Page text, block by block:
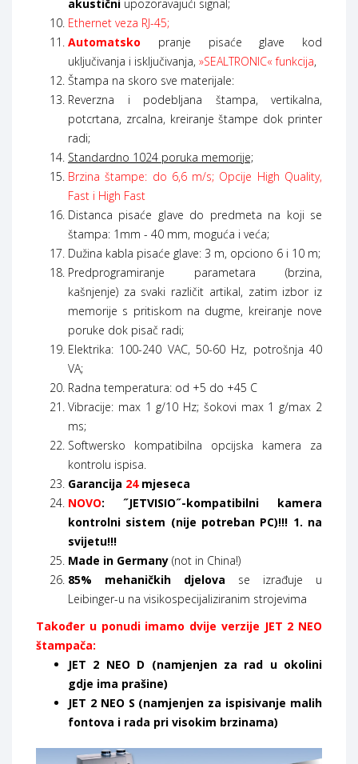
akustični upozoravajući signal;
Ethernet veza RJ-45;
Automatsko pranje pisaće glave kod
uključivanja i isključivanja, »SEALTRONIC« funkcija,
Štampa na skoro sve materijale:
Reverzna i podebljana štampa, vertikalna,
potcrtana, zrcalna, kreiranje štampe dok printer
radi;
Standardno 1024 poruka memorije;
Brzina štampe: do 6,6 m/s; Opcije High Quality,
Fast i High Fast
Distanca pisaće glave do predmeta na koji se
štampa: 1mm - 40 mm, moguća i veća;
Dužina kabla pisaće glave: 3 m, opciono 6 i 10 m;
Predprogramiranje parametara (brzina,
kašnjenje) za svaki različit artikal, zatim izbor iz
memorije s pritiskom na dugme, kreiranje nove
poruke dok pisač radi;
Elektrika: 100-240 VAC, 50-60 Hz, potrošnja 40
VA;
Radna temperatura: od +5 do +45 C
Vibracije: max 1 g/10 Hz; šokovi max 1 g/max 2
ms;
Softwersko kompatibilna opcijska kamera za
kontrolu ispisa.
Garancija 24mjeseca
NOVO: ˝JETVISIO˝-kompatibilni kamera
kontrolni sistem (nije potreban PC)!!! 1. na
svijetu!!!
Made in Germany (not in China!)
85% mehaničkih djelova se izrađuje u
Leibinger-u na visikospecijaliziranim strojevima
Također u ponudi imamo dvije verzije JET 2 NEO
štampača:
JET 2 NEO D (namjenjen za rad u okolini
gdje ima prašine)
JET 2 NEO S (namjenjen za ispisivanje malih
fontova i rada pri visokim brzinama)